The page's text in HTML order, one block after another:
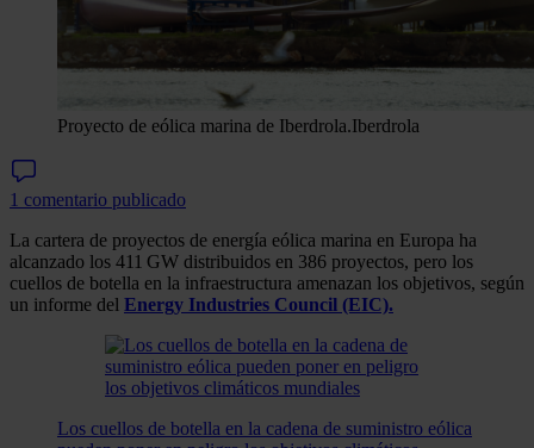
Proyecto de eólica marina de Iberdrola.Iberdrola
1 comentario publicado
La cartera de proyectos de energía eólica marina en Europa ha
alcanzado los 411 GW distribuidos en 386 proyectos, pero los
cuellos de botella en la infraestructura amenazan los objetivos, según
un informe del Energy Industries Council (EIC).
Los cuellos de botella en la cadena de suministro eólica